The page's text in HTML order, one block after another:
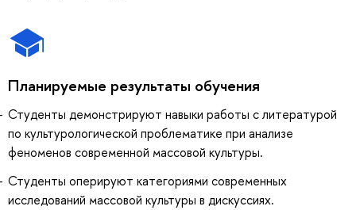
Планируемые результаты обучения
Студенты демонстрируют навыки работы с литературой
по культурологической проблематике при анализе
феноменов современной массовой культуры.
Студенты оперируют категориями современных
исследований массовой культуры в дискуссиях.